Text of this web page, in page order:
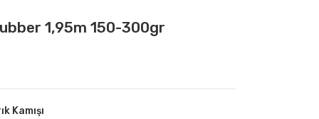
1,95m 150-300gr
Kamışı